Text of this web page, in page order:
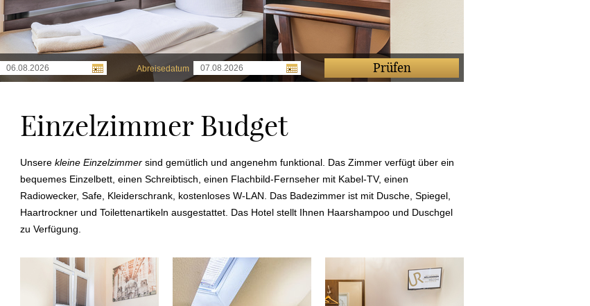
Abreisedatum Prüfen
Einzelzimmer Budget
Unsere kleine Einzelzimmer sind gemütlich und angenehm funktional. Das Zimmer verfügt über ein
bequemes Einzelbett, einen Schreibtisch, einen Flachbild-Fernseher mit Kabel-TV, einen
Radiowecker, Safe, Kleiderschrank, kostenloses W-LAN. Das Badezimmer ist mit Dusche, Spiegel,
Haartrockner und Toilettenartikeln ausgestattet. Das Hotel stellt Ihnen Haarshampoo und Duschgel
zu Verfügung.